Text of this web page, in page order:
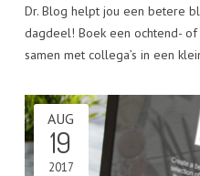
Dr. Blog helpt jou een betere
dagdeel! Boek een ochtend-
samen met collega’s in een
AUG
19
2017